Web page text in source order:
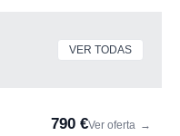
VER TODAS
790 €Ver oferta →